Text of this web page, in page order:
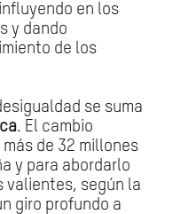
en los
y dando
de los
se suma
. El cambio
de 32 millones
y para abordarlo
valientes, según la
giro profundo a